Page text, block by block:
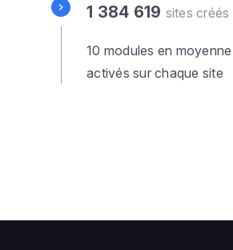
1 384 619 sites créés
10 modules en
activés sur chaque site